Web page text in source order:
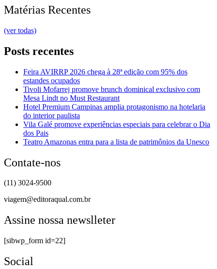
Matérias Recentes
(ver todas)
Posts recentes
Feira AVIRRP 2026 chega à 28ª edição com 95% dos
estandes ocupados
Tivoli Mofarrej promove brunch dominical exclusivo com
Mesa Lindt no Must Restaurant
Hotel Premium Campinas amplia protagonismo na hotelaria
do interior paulista
Vila Galé promove experiências especiais para celebrar o Dia
dos Pais
Teatro Amazonas entra para a lista de patrimônios da Unesco
Contate-nos
(11) 3024-9500
viagem@editoraqual.com.br
Assine nossa newslleter
[sibwp_form id=22]
Social